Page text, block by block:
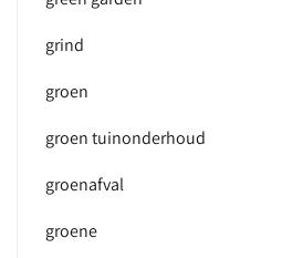
grind
groen
groen tuinonderhoud
groenafval
groene